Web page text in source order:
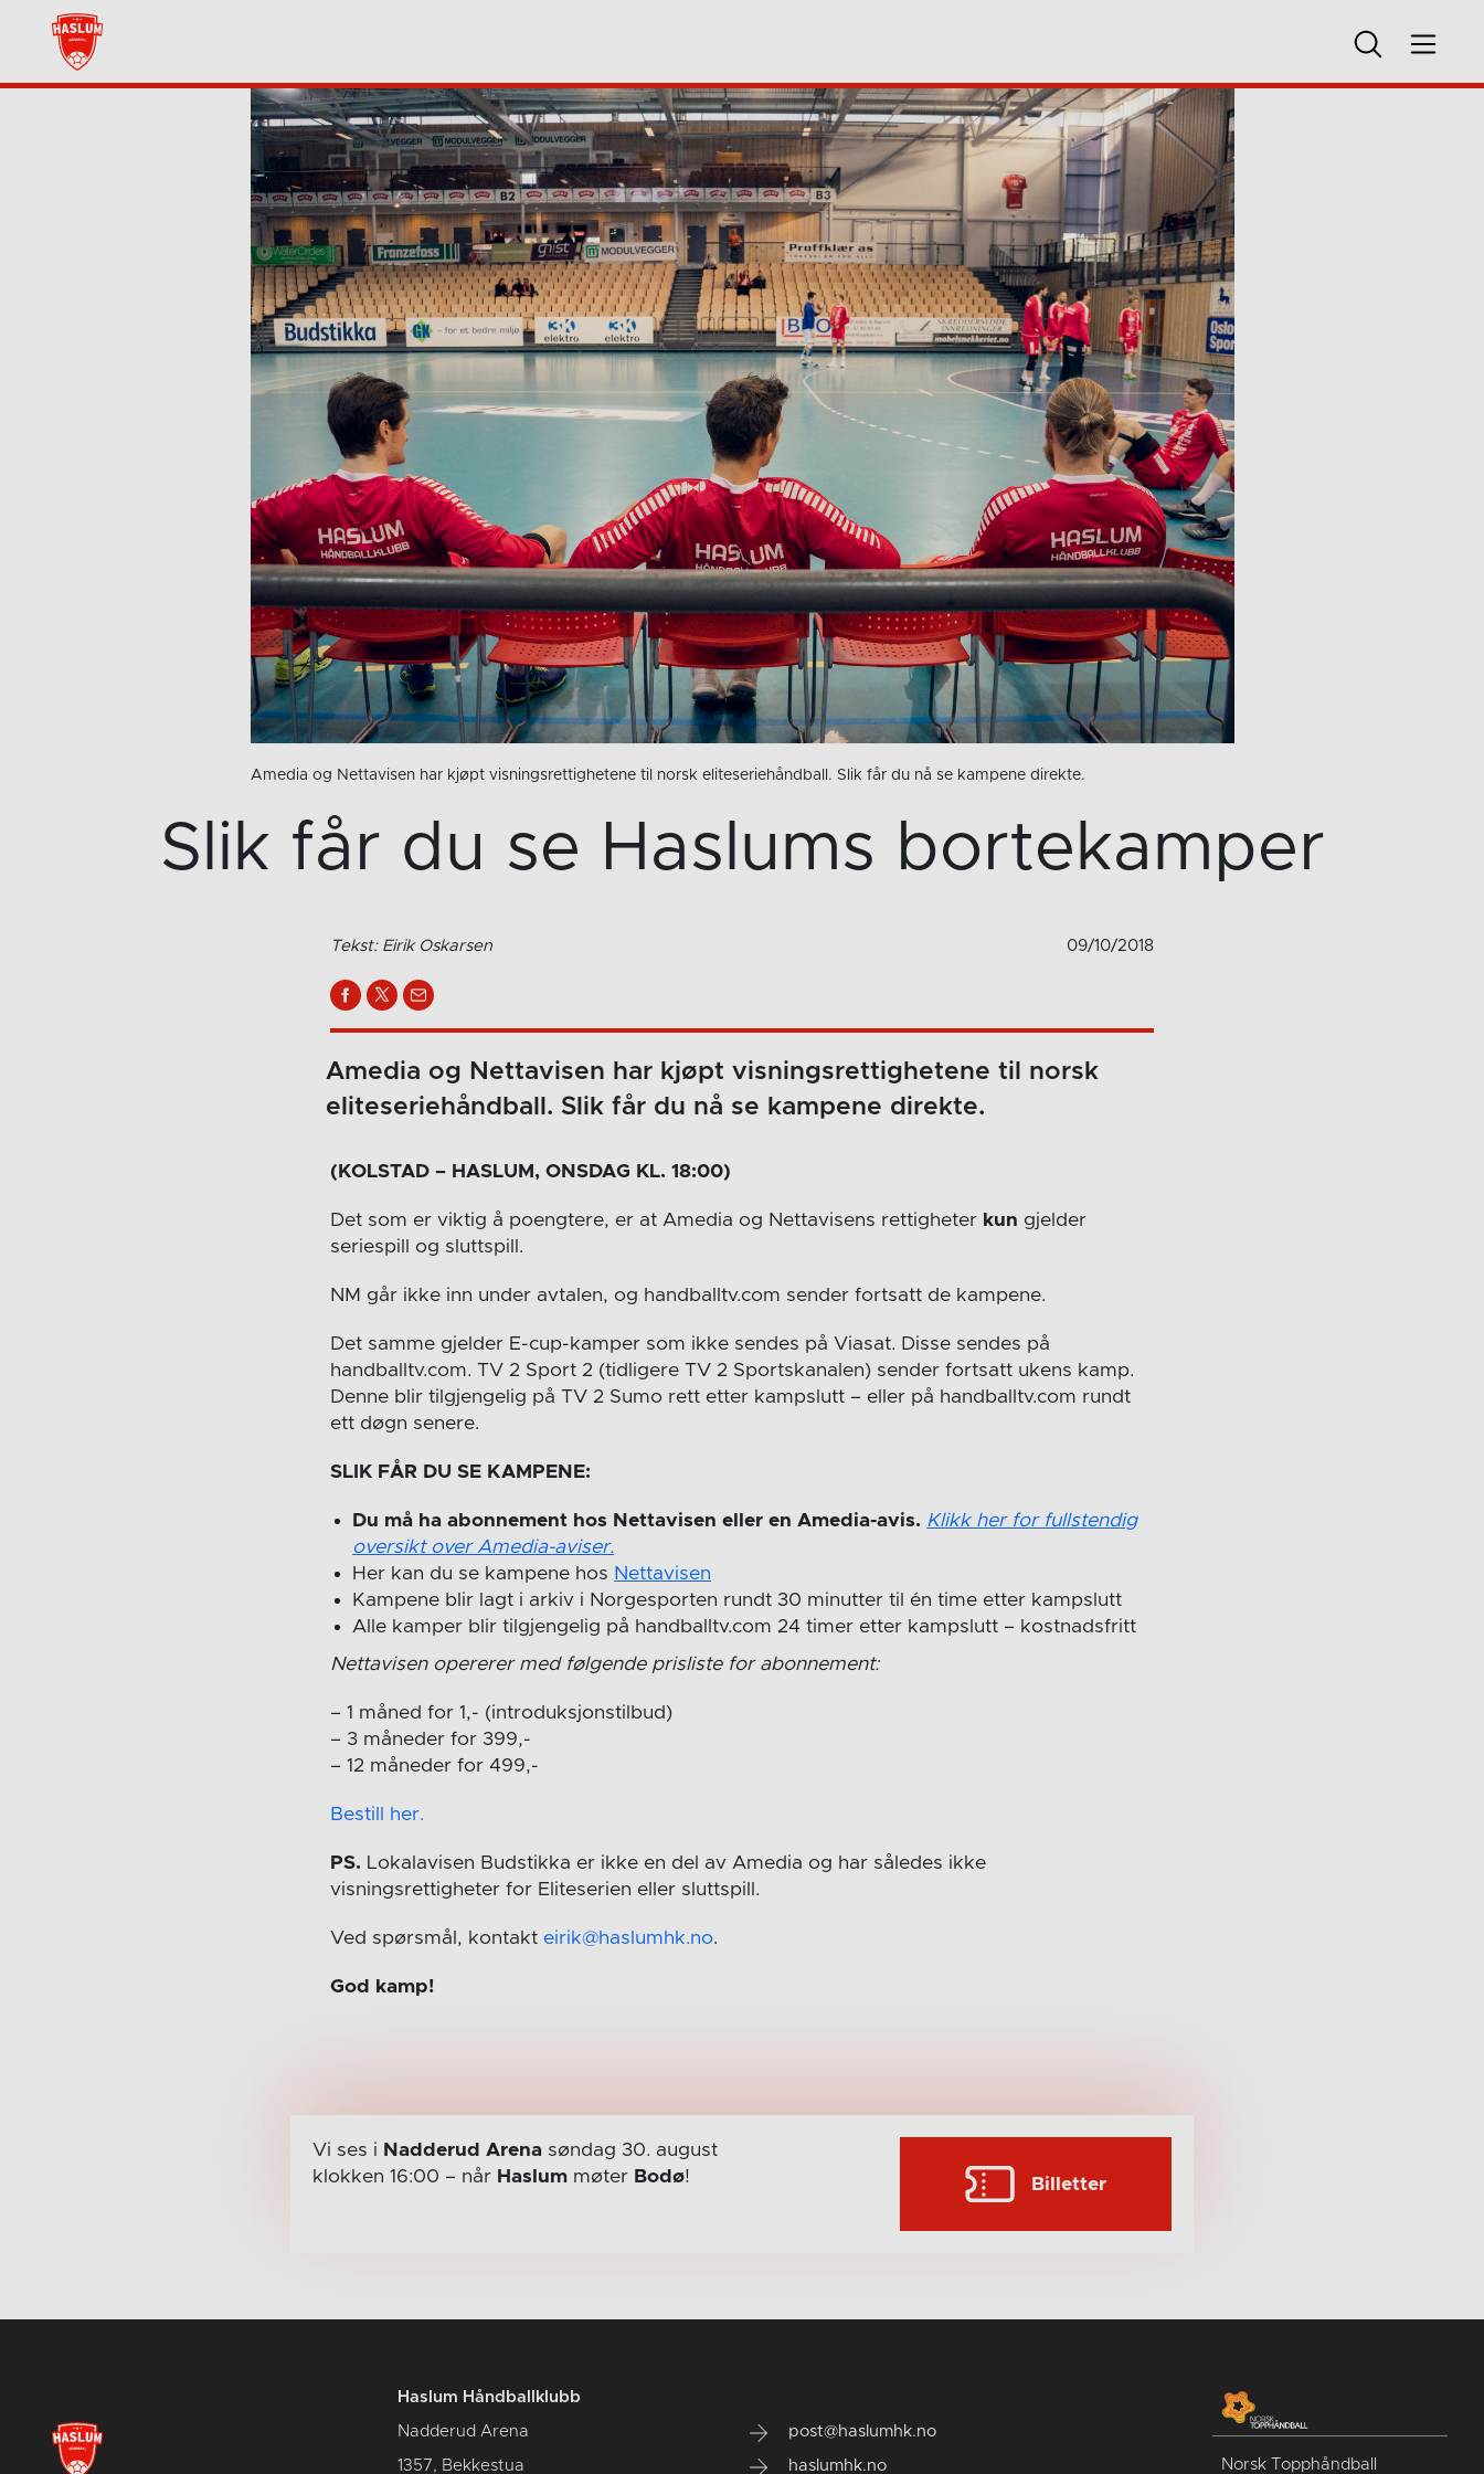
Amedia og Nettavisen har kjøpt visningsrettighetene til norsk eliteseriehåndball. Slik får du nå se kampene direkte.
Slik får du se Haslums bortekamper
Tekst: Eirik Oskarsen 09/10/2018
Amedia og Nettavisen har kjøpt visningsrettighetene til norsk
eliteseriehåndball. Slik får du nå se kampene direkte.
(KOLSTAD – HASLUM, ONSDAG KL. 18:00)
Det som er viktig å poengtere, er at Amedia og Nettavisens rettigheter kun gjelder
seriespill og sluttspill.
NM går ikke inn under avtalen, og handballtv.com sender fortsatt de kampene.
Det samme gjelder E-cup-kamper som ikke sendes på Viasat. Disse sendes på
handballtv.com. TV 2 Sport 2 (tidligere TV 2 Sportskanalen) sender fortsatt ukens kamp.
Denne blir tilgjengelig på TV 2 Sumo rett etter kampslutt – eller på handballtv.com rundt
ett døgn senere.
SLIK FÅR DU SE KAMPENE:
Du må ha abonnement hos Nettavisen eller en Amedia-avis. Klikk her for fullstendig
oversikt over Amedia-aviser.
Her kan du se kampene hos Nettavisen
Kampene blir lagt i arkiv i Norgesporten rundt 30 minutter til én time etter kampslutt
Alle kamper blir tilgjengelig på handballtv.com 24 timer etter kampslutt – kostnadsfritt
Nettavisen opererer med følgende prisliste for abonnement:
– 1 måned for 1,- (introduksjonstilbud)
– 3 måneder for 399,-
– 12 måneder for 499,-
Bestill her.
PS. Lokalavisen Budstikka er ikke en del av Amedia og har således ikke
visningsrettigheter for Eliteserien eller sluttspill.
Ved spørsmål, kontakteirik@haslumhk.no.
God kamp!
Vi ses i Nadderud Arenasøndag 30. august
klokken 16:00 – når Haslummøter Bodø! Billetter
Haslum Håndballklubb
Nadderud Arena
1357, Bekkestua
post@haslumhk.no
haslumhk.no Norsk Topphåndball